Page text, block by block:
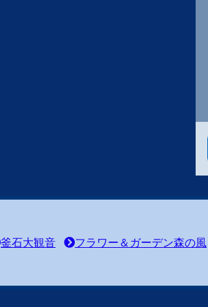
釜石大観音 フラワー＆ガーデン森の風